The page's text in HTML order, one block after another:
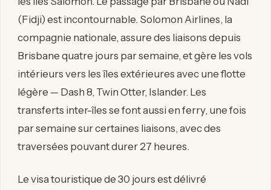
(Fidji) est incontournable. Solomon Airlines, la
compagnie nationale, assure des liaisons depuis
Brisbane quatre jours par semaine, et gère les vols
intérieurs vers les îles extérieures avec une flotte
légère — Dash 8, Twin Otter, Islander. Les
transferts inter-îles se font aussi en ferry, une fois
par semaine sur certaines liaisons, avec des
traversées pouvant durer 27 heures.
Le visa touristique de 30 jours est délivré